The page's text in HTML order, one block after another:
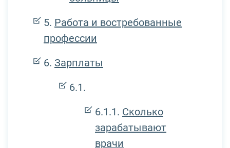
Работа и востребованные
профессии
Зарплаты
Сколько
зарабатывают
врачи